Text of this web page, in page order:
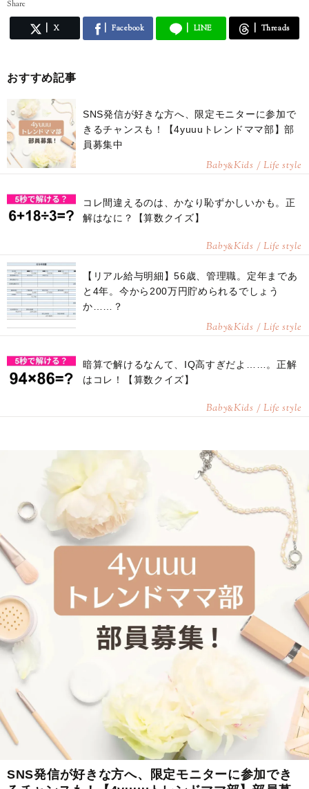
Share
X Facebook LINE Threads
おすすめ記事
SNS発信が好きな方へ、限定モニターに参加で
きるチャンスも！【4yuuuトレンドママ部】部
員募集中
Baby&Kids / Life style
コレ間違えるのは、かなり恥ずかしいかも。正
解はなに？【算数クイズ】
Baby&Kids / Life style
【リアル給与明細】56歳、管理職。定年まであ
と4年。今から200万円貯められるでしょう
か……？
Baby&Kids / Life style
暗算で解けるなんて、IQ高すぎだよ……。正解
はコレ！【算数クイズ】
Baby&Kids / Life style
SNS発信が好きな方へ、限定モニターに参加でき